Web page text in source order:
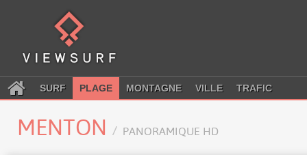
SURF PLAGE MONTAGNE VILLE TRAFIC
MENTON PANORAMIQUE HD